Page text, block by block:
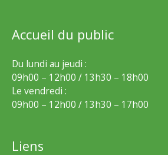
Accueil du public
Du lundi au jeudi :
09h00 – 12h00 / 13h30 – 18h00
Le vendredi :
09h00 – 12h00 / 13h30 – 17h00
Liens